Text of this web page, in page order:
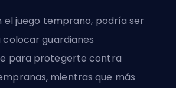
el juego temprano, podría ser
colocar guardianes
para protegerte contra
mientras que más